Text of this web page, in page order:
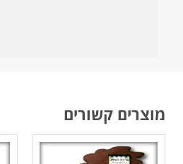
מוצרים קשורים